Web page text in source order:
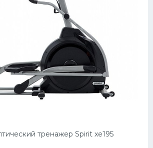
тренажер Spirit xe195